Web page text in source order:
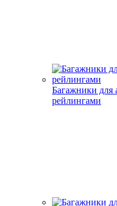
Багажники для
рейлингами